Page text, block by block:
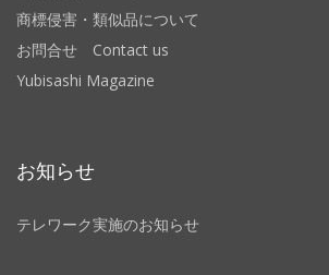
商標侵害・類似品について
お問合せ Contact us
Yubisashi Magazine
お知らせ
テレワーク実施のお知らせ